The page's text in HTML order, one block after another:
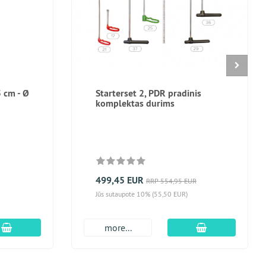
cm - Ø
Įdėti į krepšį
Starterset 2, PDR pradinis
komplektas durims
499,45 EUR RRP 554,95 EUR
Jūs sutaupote 10% (55,50 EUR)
more... Įdėti į krepšį